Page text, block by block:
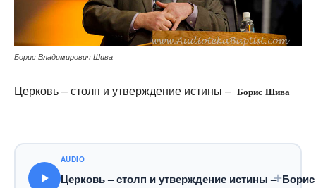
Борис Владимирович Шива
Церковь – столп и утверждение истины – Борис Шива
AUDIO
Церковь – столп и утверждение истины –